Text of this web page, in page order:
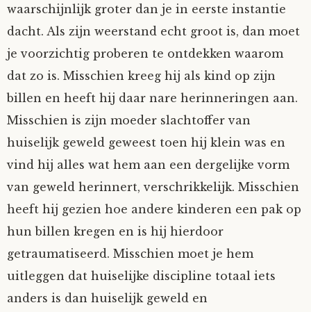
waarschijnlijk groter dan je in eerste instantie
dacht. Als zijn weerstand echt groot is, dan moet
je voorzichtig proberen te ontdekken waarom
dat zo is. Misschien kreeg hij als kind op zijn
billen en heeft hij daar nare herinneringen aan.
Misschien is zijn moeder slachtoffer van
huiselijk geweld geweest toen hij klein was en
vind hij alles wat hem aan een dergelijke vorm
van geweld herinnert, verschrikkelijk. Misschien
heeft hij gezien hoe andere kinderen een pak op
hun billen kregen en is hij hierdoor
getraumatiseerd. Misschien moet je hem
uitleggen dat huiselijke discipline totaal iets
anders is dan huiselijk geweld en